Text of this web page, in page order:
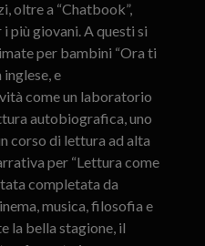
oltre a “Chatbook”,
più giovani. A questi si
per bambini “Ora ti
inglese, e
come un laboratorio
autobiografica, uno
corso di lettura ad alta
per “Lettura come
completata da
musica, filosofia e
la bella stagione, il